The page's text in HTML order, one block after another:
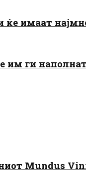
имаат
им ги
Mundus